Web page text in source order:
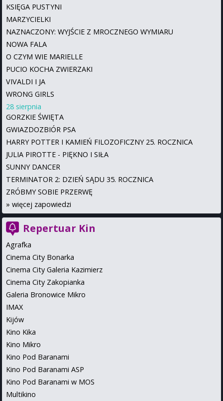
KSIĘGA PUSTYNI
MARZYCIELKI
NAZNACZONY: WYJŚCIE Z MROCZNEGO WYMIARU
NOWA FALA
O CZYM WIE MARIELLE
PUCIO KOCHA ZWIERZAKI
VIVALDI I JA
WRONG GIRLS
28 sierpnia
GORZKIE ŚWIĘTA
GWIAZDOZBIÓR PSA
HARRY POTTER I KAMIEŃ FILOZOFICZNY 25. ROCZNICA
JULIA PIROTTE - PIĘKNO I SIŁA
SUNNY DANCER
TERMINATOR 2: DZIEŃ SĄDU 35. ROCZNICA
ZRÓBMY SOBIE PRZERWĘ
» więcej zapowiedzi
Repertuar Kin
Agrafka
Cinema City Bonarka
Cinema City Galeria Kazimierz
Cinema City Zakopianka
Galeria Bronowice Mikro
IMAX
Kijów
Kino Kika
Kino Mikro
Kino Pod Baranami
Kino Pod Baranami ASP
Kino Pod Baranami w MOS
Multikino